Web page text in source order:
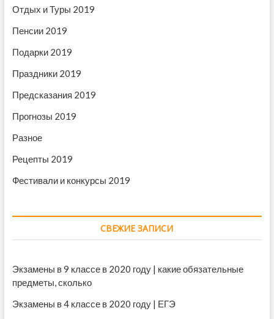
Отдых и Туры 2019
Пенсии 2019
Подарки 2019
Праздники 2019
Предсказания 2019
Прогнозы 2019
Разное
Рецепты 2019
Фестивали и конкурсы 2019
СВЕЖИЕ ЗАПИСИ
Экзамены в 9 классе в 2020 году | какие обязательные
предметы, сколько
Экзамены в 4 классе в 2020 году | ЕГЭ